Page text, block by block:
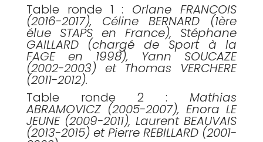
Table ronde 1 : Orlane FRANCOIS
(2016-2017), Céline BERNARD (1ère
élue STAPS en France), Stéphane
GAILLARD (chargé de Sport à la
FAGE en 1998), Yann SOUCAZE
(2002-2003) et Thomas VERCHERE
(2011-2012).
Table ronde 2 : Mathias
ABRAMOVICZ (2005-2007), Enora LE
JEUNE (2009-2011), Laurent BEAUVAIS
(2013-2015) et Pierre REBILLARD (2001-